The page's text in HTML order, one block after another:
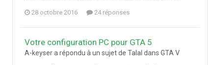
28 octobre 2016 24 réponses
Votre configuration PC pour GTA 5
A-keyser a répondu à un sujet de Talal dans GTA V